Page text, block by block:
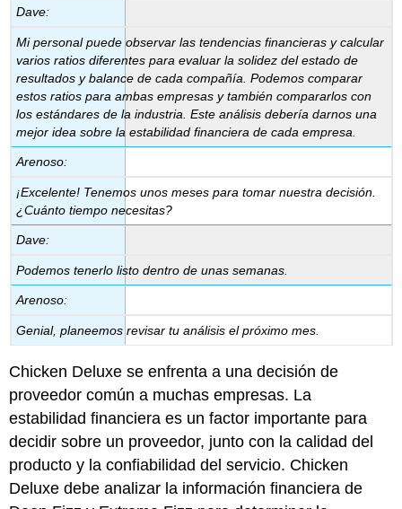
Dave:
Mi personal puede observar las tendencias financieras y calcular
varios ratios diferentes para evaluar la solidez del estado de
resultados y balance de cada compañía. Podemos comparar
estos ratios para ambas empresas y también compararlos con
los estándares de la industria. Este análisis debería darnos una
mejor idea sobre la estabilidad financiera de cada empresa.
Arenoso:
¡Excelente! Tenemos unos meses para tomar nuestra decisión.
¿Cuánto tiempo necesitas?
Dave:
Podemos tenerlo listo dentro de unas semanas.
Arenoso:
Genial, planeemos revisar tu análisis el próximo mes.
Chicken Deluxe se enfrenta a una decisión de
proveedor común a muchas empresas. La
estabilidad financiera es un factor importante para
decidir sobre un proveedor, junto con la calidad del
producto y la confiabilidad del servicio. Chicken
Deluxe debe analizar la información financiera de